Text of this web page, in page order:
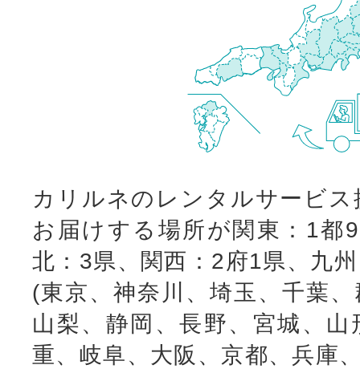
カリルネのレンタルサービ
お届けする場所が関東：1都
北：3県、関西：2府1県、九
(東京、神奈川、埼玉、千葉
山梨、静岡、長野、宮城、
重、岐阜、大阪、京都、兵庫